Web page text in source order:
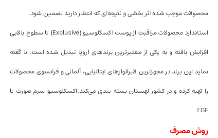
محصولات موجب شده اثر بخشی و نتیجه‌ای که انتظار دارید تضمین شود.
استاندارد محصولات مراقبت از پوست اکسکلوسیو (Exclusive) تا سطوح بالایی
افزایش یافته و به یکی از معتبرترین برندهای اروپا تبدیل شده است. نا گفته
نماید این برند در مجهزترین لابراتوارهای ایتالیایی، آلمانی و فرانسوی محصولات
را تهیه کرده و در کشور لهستان بسته بندی می‌کند.اکسکلوسیو سرم صورت با
EGF
روش مصرف